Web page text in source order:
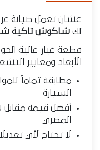
عشان تعمل صيانة
لك شاكوش تاكية
قطعة غيار عالية
الأبعاد ومعايير
مطابقة تماماً
السيارة
أفضل قيمة
المصري
لا تحتاج لأي